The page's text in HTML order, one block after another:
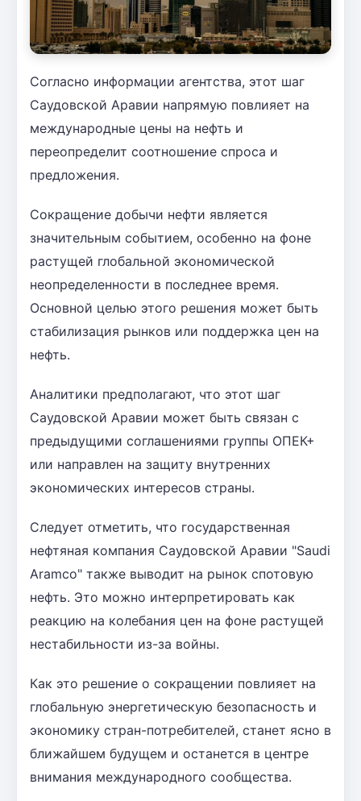
Согласно информации агентства, этот шаг
Саудовской Аравии напрямую повлияет на
международные цены на нефть и
переопределит соотношение спроса и
предложения.
Сокращение добычи нефти является
значительным событием, особенно на фоне
растущей глобальной экономической
неопределенности в последнее время.
Основной целью этого решения может быть
стабилизация рынков или поддержка цен на
нефть.
Аналитики предполагают, что этот шаг
Саудовской Аравии может быть связан с
предыдущими соглашениями группы ОПЕК+
или направлен на защиту внутренних
экономических интересов страны.
Следует отметить, что государственная
нефтяная компания Саудовской Аравии "Saudi
Aramco" также выводит на рынок спотовую
нефть. Это можно интерпретировать как
реакцию на колебания цен на фоне растущей
нестабильности из-за войны.
Как это решение о сокращении повлияет на
глобальную энергетическую безопасность и
экономику стран-потребителей, станет ясно в
ближайшем будущем и останется в центре
внимания международного сообщества.